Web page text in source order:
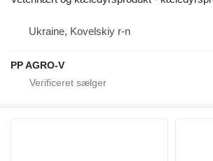
Ukraine, Kovelskiy r-n
PP AGRO-V